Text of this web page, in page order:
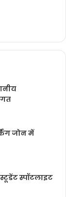
जोन में
स्पॉटलाइट